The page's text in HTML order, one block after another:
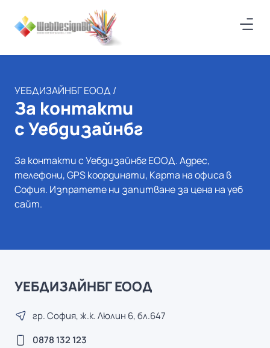
УЕБДИЗАЙНБГ ЕООД /
За контакти
с Уебдизайнбг
За контакти с Уебдизайнбг ЕООД. Адрес,
телефони, GPS координати, Карта на офиса в
София. Изпратете ни запитване за цена на уеб
сайт.
УЕБДИЗАЙНБГ ЕООД
гр. София, ж.к. Люлин 6, бл.647
0878 132 123